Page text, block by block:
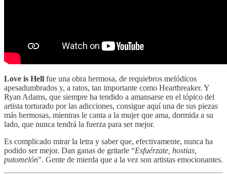
Love is Hell fue una obra hermosa, de requiebros melódicos
apesadumbrados y, a ratos, tan importante como Heartbreaker. Y
Ryan Adams, que siempre ha tendido a amansarse en el tópico del
artista torturado por las adicciones, consigue aquí una de sus piezas
más hermosas, mientras le canta a la mujer que ama, dormida a su
lado, que nunca tendrá la fuerza para ser mejor.
Es complicado mirar la letra y saber que, efectivamente, nunca ha
podido ser mejor. Dan ganas de gritarle “Esfuérzate, hostias,
putomelón”. Gente de mierda que a la vez son artistas emocionantes.